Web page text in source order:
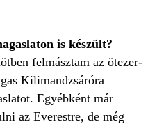
is készült?
felmásztam az ötezer-
Kilimandzsáróra
Egyébként már
az Everestre, de még